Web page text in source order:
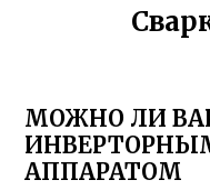
МОЖНО ЛИ
АППАРАТОМ